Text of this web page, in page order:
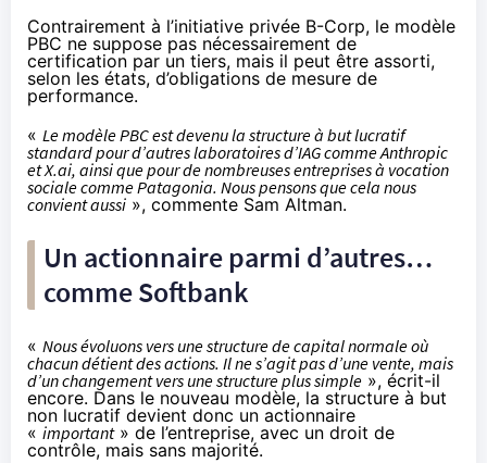
Contrairement à l’initiative privée B-Corp, le modèle
PBC ne suppose pas nécessairement de
certification par un tiers, mais il peut être assorti,
selon les états, d’obligations de mesure de
performance.
« Le modèle PBC est devenu la structure à but lucratif
standard pour d’autres laboratoires d’IAG comme Anthropic
et X.ai, ainsi que pour de nombreuses entreprises à vocation
sociale comme Patagonia. Nous pensons que cela nous
convient aussi », commente Sam Altman.
Un actionnaire parmi d’autres…
comme Softbank
« Nous évoluons vers une structure de capital normale où
chacun détient des actions. Il ne s’agit pas d’une vente, mais
d’un changement vers une structure plus simple », écrit-il
encore. Dans le nouveau modèle, la structure à but
non lucratif devient donc un actionnaire
« important» de l’entreprise, avec un droit de
contrôle, mais sans majorité.